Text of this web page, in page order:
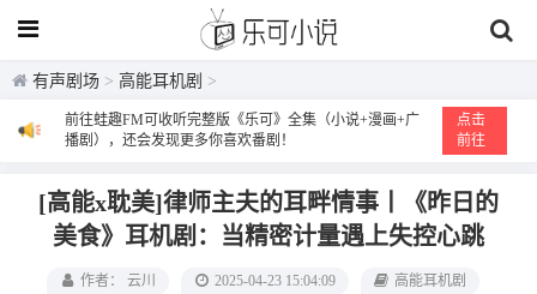
有声剧场 > 高能耳机剧 >
前往蛙趣FM可收听完整版《乐可》全集（小说+漫画+广
播剧），还会发现更多你喜欢番剧！
点击
前往
[高能x耽美]律师主夫的耳畔情事丨《昨日的
美食》耳机剧：当精密计量遇上失控心跳
作者： 云川 2025-04-23 15:04:09 高能耳机剧